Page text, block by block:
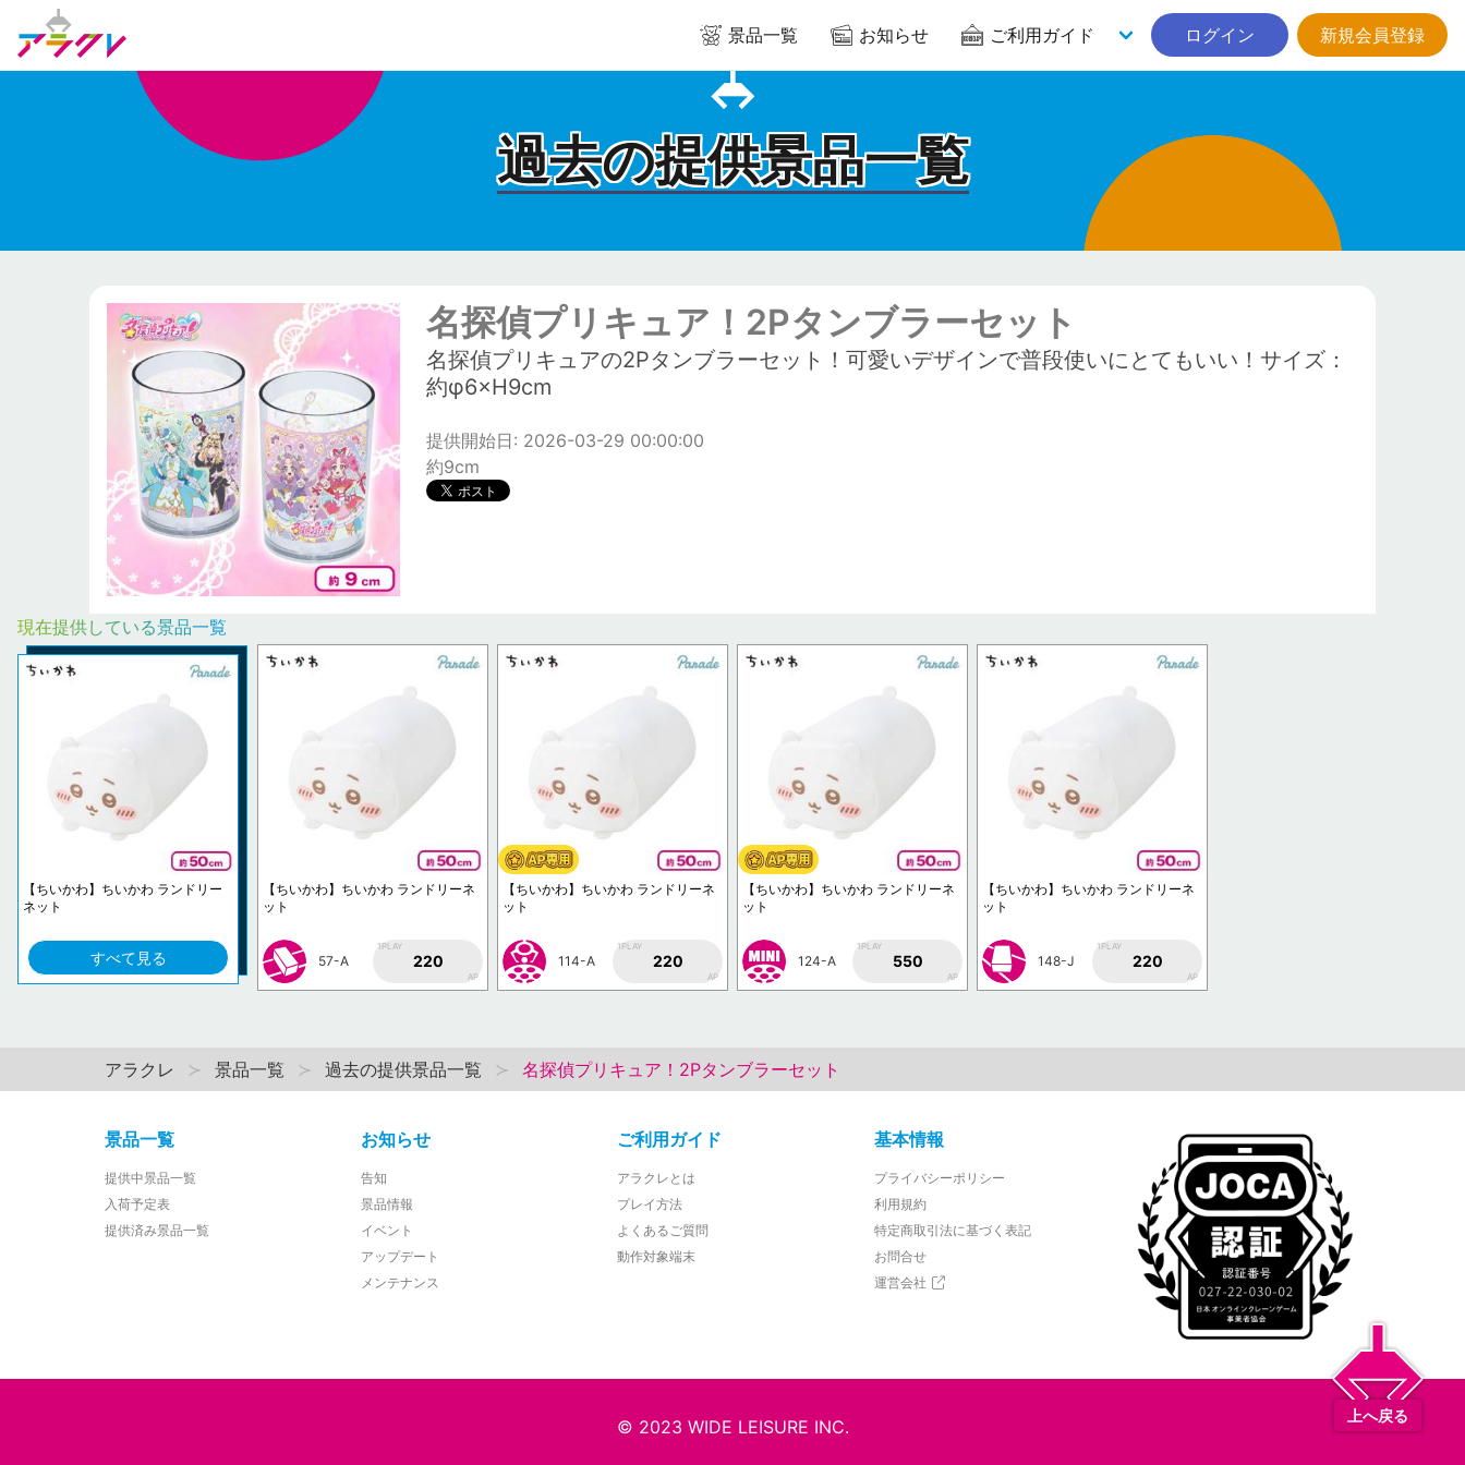
景品一覧 お知らせ ご利用ガイド ログイン 新規会員登録
過去の提供景品一覧
名探偵プリキュア！2Pタンブラーセット
名探偵プリキュアの2Pタンブラーセット！可愛いデザインで普段使いにとてもいい！サイズ：
約φ6×H9cm
提供開始日: 2026-03-29 00:00:00
約9cm
現在提供している景品一覧
【ちいかわ】ちいかわ ランドリー
ネット
すべて見る
【ちいかわ】ちいかわ ランドリーネ
ット
57-A
1PLAY
220
AP
【ちいかわ】ちいかわ ランドリーネ
ット
114-A
1PLAY
220
AP
【ちいかわ】ちいかわ ランドリーネ
ット
124-A
1PLAY
550
AP
【ちいかわ】ちいかわ ランドリーネ
ット
148-J
1PLAY
220
AP
アラクレ 景品一覧 過去の提供景品一覧 名探偵プリキュア！2Pタンブラーセット
景品一覧
提供中景品一覧
入荷予定表
提供済み景品一覧
お知らせ
告知
景品情報
イベント
アップデート
メンテナンス
ご利用ガイド
アラクレとは
プレイ方法
よくあるご質問
動作対象端末
基本情報
プライバシーポリシー
利用規約
特定商取引法に基づく表記
お問合せ
運営会社
© 2023 WIDE LEISURE INC.
上へ戻る